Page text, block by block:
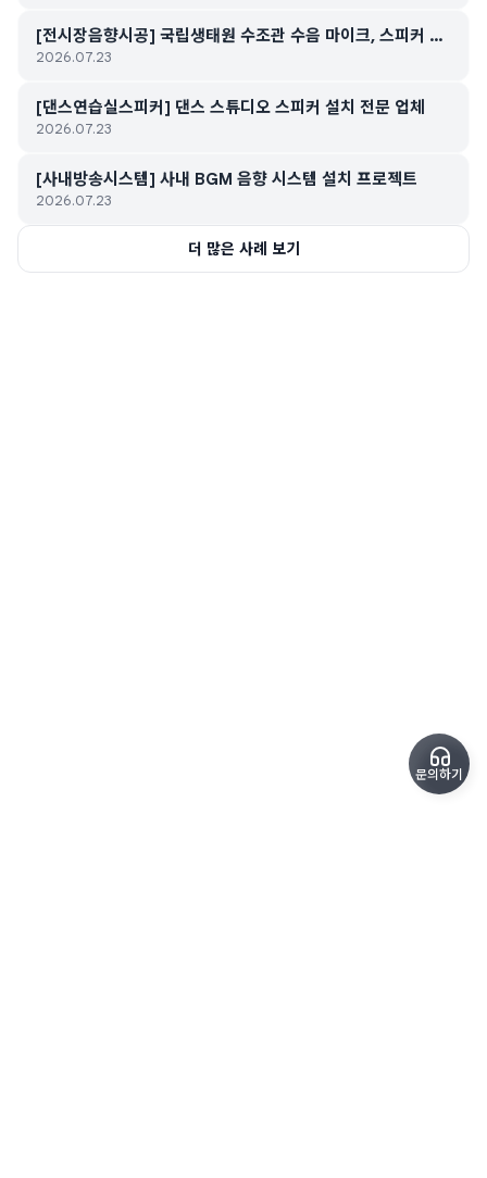
[전시장음향시공] 국립생태원 수조관 수음 마이크, 스피커 설
치
2026.07.23
[댄스연습실스피커] 댄스 스튜디오 스피커 설치 전문 업체
2026.07.23
[사내방송시스템] 사내 BGM 음향 시스템 설치 프로젝트
2026.07.23
더 많은 사례 보기
문의하기